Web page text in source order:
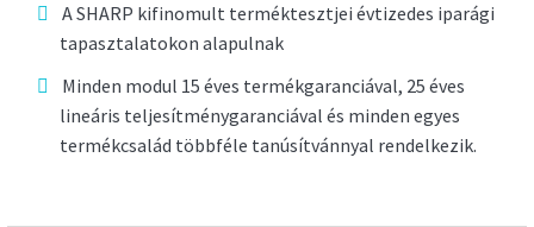
A SHARP kifinomult terméktesztjei évtizedes iparági
tapasztalatokon alapulnak
Minden modul 15 éves termékgaranciával, 25 éves
lineáris teljesítménygaranciával és minden egyes
termékcsalád többféle tanúsítvánnyal rendelkezik.